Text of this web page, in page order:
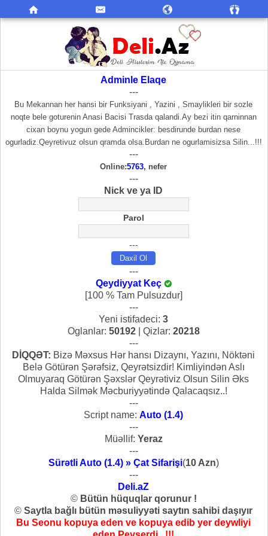
Adminle Elaqe
---
Bu Mekannan her hansi bir Funksiyani , Yazini , Smaylikleri bir sozle
noqte bele goturenin Anasi Bacisi Trasda qalandi.Ay bezi itin qarninnan
cixan boynu yogun gede Admincikler: besdirunde burdan nese
ogurladiz.Qeyretivuz olsun qramda olsa.Burdan ne ogurlamisizsa Silin...!!!
---
Online:5763, nefer
---
Nick ve ya ID
Parol
---
---
Qeydiyyat Keç
[100 % Tam Pulsuzdur]
---
Yeni istifadeci: 3
Oglanlar: 50192| Qizlar: 20218
---
DİQQƏT: Bizə Məxsus Hər hansı Dizaynı, Yazını, Nöktəni
Belə Götürən Şərəfsiz, Qeyrətsizdir! Kimliyindən Aslı
Olmuyaraq Götürən Şəxslər Qeyrətiviz Olsun Silin Əks
Halda Silmək Məcburiyyətində Qalacaqsız..!
---
Script name: Auto (1.4)
---
Müəllif: Yeraz
---
Sürətli Auto (1.4) » Çat Sifarişi(10 Azn)
---
Deli.aZ
© Bütün hüquqlar qorunur !
© Saytla bağlı bütün məsuliyyəti saytın sahibi daşıyır
Bu Seonu kopuya eden ve kopuya edib yer deywliyi